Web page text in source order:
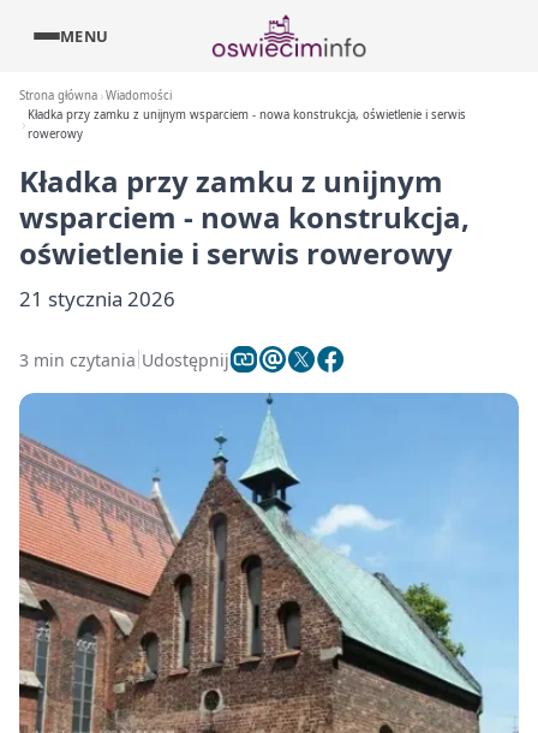
MENU
Strona główna Wiadomości
Kładka przy zamku z unijnym wsparciem - nowa konstrukcja, oświetlenie i serwis
rowerowy
Kładka przy zamku z unijnym
wsparciem - nowa konstrukcja,
oświetlenie i serwis rowerowy
21 stycznia 2026
3 min czytania Udostępnij